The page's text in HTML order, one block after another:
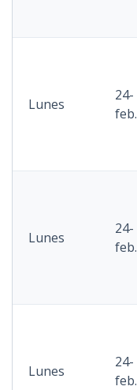
Lunes
24-
feb.
Lunes
24-
feb.
Lunes
24-
feb.